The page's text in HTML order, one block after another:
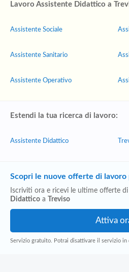
Lavoro Assistente Didattico a
Assistente Sociale
Assistente Sanitario
Assistente Operativo
Estendi la tua ricerca di lavoro:
Assistente Didattico
Scopri le nuove offerte di lavoro
Iscriviti ora e ricevi le ultime offerte
Didattico a Treviso
Servizio gratuito. Potrai disattivare il servizio in